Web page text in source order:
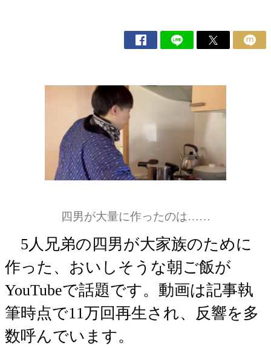
四男が大量に作ったのは……
5人兄弟の四男が大家族のために
作った、おいしそうな朝ご飯が
YouTubeで話題です。動画は記事執
筆時点で11万回再生され、反響を多
数呼んでいます。